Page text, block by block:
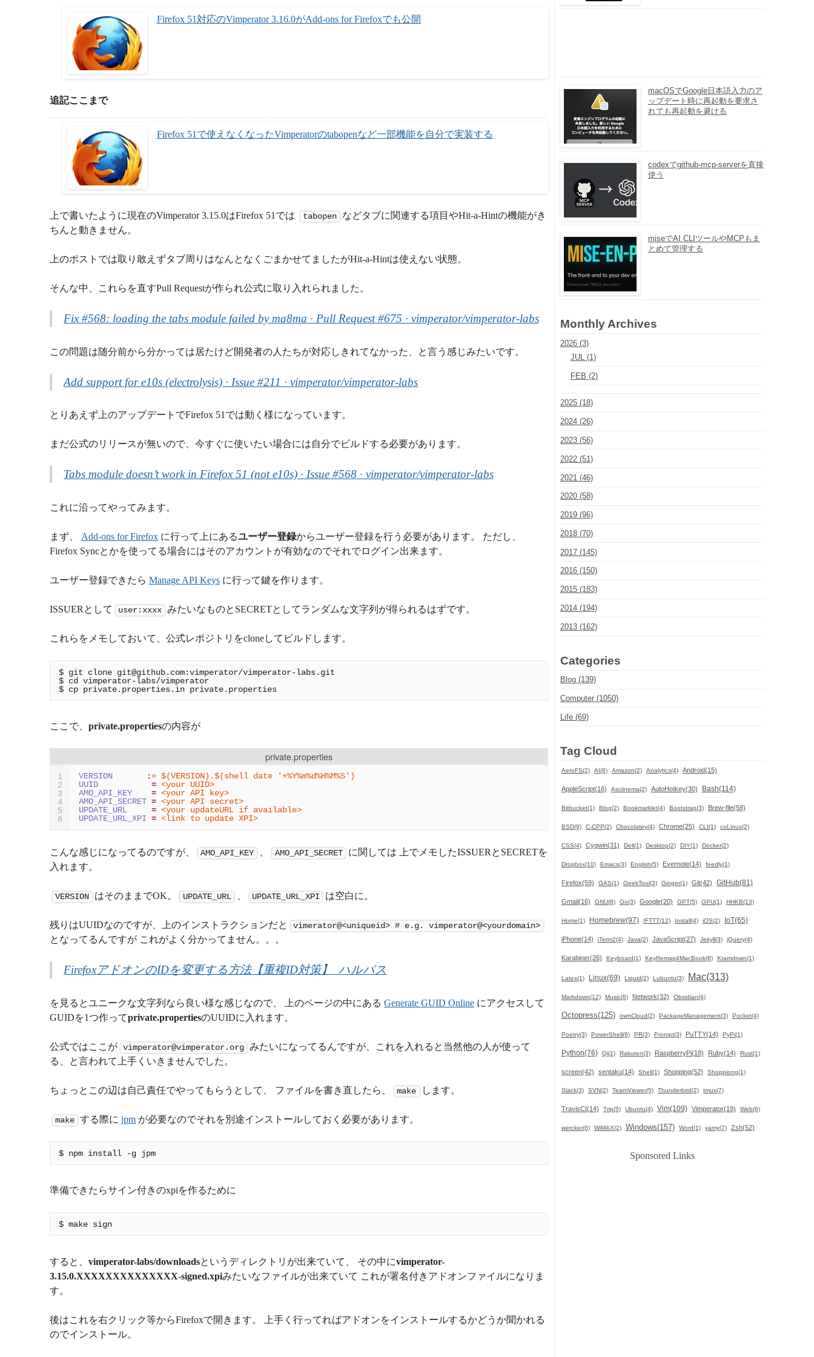
Firefox 51対応のVimperator 3.16.0がAdd-ons for Firefoxでも公開
追記ここまで
Firefox 51で使えなくなったVimperatorのtabopenなど一部機能を自分で実装する
上で書いたように現在のVimperator 3.15.0はFirefox 51では tabopen
などタブに関連する項目やHit-a-Hintの機能がき
ちんと動きません。
上のポストでは取り敢えずタブ周りはなんとなくごまかせてましたがHit-a-Hintは使えない状態。
そんな中、これらを直すPull Requestが作られ公式に取り入れられました。
Fix #568: loading the tabs module failed by ma8ma · Pull Request #675 · vimperator/vimperator-labs
この問題は随分前から分かっては居たけど開発者の人たちが対応しきれてなかった、と言う感じみたいです。
Add support for e10s (electrolysis) · Issue #211 · vimperator/vimperator-labs
とりあえず上のアップデートでFirefox 51では動く様になっています。
まだ公式のリリースが無いので、今すぐに使いたい場合には自分でビルドする必要があります。
Tabs module doesn’t work in Firefox 51 (not e10s) · Issue #568 · vimperator/vimperator-labs
これに沿ってやってみます。
まず、 Add-ons for Firefox に行って上にあるユーザー登録からユーザー登録を行う必要があります。 ただし、
Firefox Syncとかを使ってる場合にはそのアカウントが有効なのでそれでログイン出来ます。
ユーザー登録できたら Manage API Keys に行って鍵を作ります。
ISSUERとして user:xxxx みたいなものとSECRETとしてランダムな文字列が得られるはずです。
これらをメモしておいて、公式レポジトリをcloneしてビルドします。
$ git clone git@github.com:vimperator/vimperator-labs.git
$ cd vimperator-labs/vimperator
ここで、 private.propertiesの内容が
private.properties
1
2
3
4
5
6
VERSION := $(VERSION).$(shell date '+%Y%m%d%H%M%S')
UUID
= <your UUID>
AMO_API_KEY
= <your API key>
AMO_API_SECRET = <your API secret>
UPDATE_URL
= <your updateURL if available>
UPDATE_URL_XPI = <link to update XPI>
こんな感じになってるのですが、 AMO_API_KEY AMO_API_SECRET
に関しては 上でメモしたISSUERとSECRETを
入れます。
VERSION はそのままでOK。 UPDATE_URL UPDATE_URL_XPI は空白に。
残りはUUIDなのですが、上のインストラクションだと vimerator@<uniqueid> # e.g. vimperator@<yourdomain>
となってるんですが これがよく分かってません。。。
FirefoxアドオンのIDを変更する方法【重複ID対策】  ハルパス
を見るとユニークな文字列なら良い様な感じなので、 上のページの中にある Generate GUID Online にアクセスして
GUIDを1つ作ってprivate.propertiesのUUIDに入れます。
公式ではここが vimperator@vimperator.org みたいになってるんですが、これを入れると当然他の人が使って
る、と言われて上手くいきませんでした。
ちょっとこの辺は自己責任でやってもらうとして、 ファイルを書き直したら、 make します。
make する際にjpm が必要なのでそれを別途インストールしておく必要があります。
準備できたらサイン付きのxpiを作るために
すると、 vimperator-labs/downloadsというディレクトリが出来ていて、 その中にvimperator-
3.15.0.XXXXXXXXXXXXXX-signed.xpiみたいなファイルが出来ていて これが署名付きアドオンファイルになりま
す。
後はこれを右クリック等からFirefoxで開きます。 上手く行ってればアドオンをインストールするかどうか聞かれる
のでインストール。
macOSでGoogle日本語入力のア
ップデート時に再起動を要求さ
れても再起動を避ける
codexでgithub-mcp-serverを直接
使う
miseでAI CLIツールやMCPもま
とめて管理する
Monthly Archives
2026 (3)
JUL (1)
FEB (2)
2025 (18)
2024 (26)
2023 (56)
2022 (51)
2021 (46)
2020 (58)
2019 (96)
2018 (70)
2017 (145)
2016 (150)
2015 (183)
2014 (194)
2013 (162)
Categories
Blog (139)
Computer (1050)
Life (69)
Tag Cloud
AeroFS(2) AI(8) Amazon(2) Analytics(4) Android(15)
AppleScript(16) Asciinema(2) AutoHotkey(30) Bash(114)
Bitbucket(1) Blog(2) Bookmarklet(4) Bootstrap(3) Brew-file(58)
BSD(9) C-CPP(2) Chocolatey(4) Chrome(25) CLI(1) coLinux(2)
CSS(4) Cygwin(31) Dell(1) Desktop(2) DIY(1) Docker(2)
Dropbox(10) Emacs(3) English(5) Evernote(14) feedly(1)
Firefox(59) GAS(1) GeekTool(3) Ginger(1) Git(42) GitHub(81)
Gmail(16) GNU(8) Go(3) Google(20) GPT(5) GPU(1) HHKB(13)
Home(1) Homebrew(97) IFTTT(12) Install(4) iOS(2) IoT(65)
iPhone(14) iTerm2(4) Java(2) JavaScript(27) Jekyll(3) jQuery(4)
Karabiner(26) Keyboard(1) KeyRemap4MacBook(8) Kramdown(1)
Latex(1) Linux(69) Liquid(2) Lubuntu(3) Mac(313)
Markdown(12) Music(8) Network(32) Obsidian(4)
Octopress(125) ownCloud(2) PackageManagement(3) Pocket(4)
Poetry(3) PowerShell(8) PR(3) Prompt(3) PuTTY(14) PyPi(1)
Python(76) Qi(1) Rakuten(3) RaspberryPi(18) Ruby(14) Rust(1)
screen(42) sentaku(14) Shell(1) Shopping(52) Shoppiong(1)
Slack(3) SVN(2) TeamViewer(5) Thunderbird(2) tmux(7)
TravisCI(14) Trip(5) Ubuntu(4) Vim(109) Vimperator(19) Web(6)
wercker(6) WiMAX(2) Windows(157) Word(1) yamy(7) Zsh(52)
Sponsored Links